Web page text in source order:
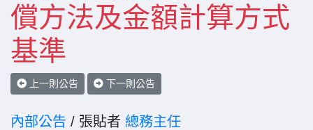
償方法及金額計算方式
基準
上一則公告 下一則公告
內部公告 / 張貼者 總務主任